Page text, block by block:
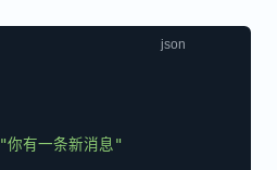
"你有一条新消息"